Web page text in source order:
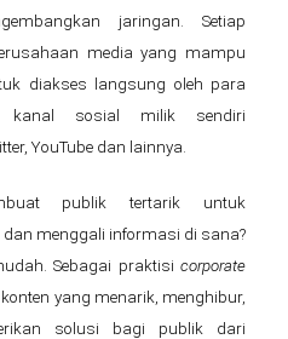
jaringan. Setiap
media yang mampu
diakses langsung oleh para
kanal sosial milik sendiri
YouTube dan lainnya.
publik tertarik untuk
menggali informasi di sana?
Sebagai praktisi corporate
konten yang menarik, menghibur,
solusi bagi publik dari